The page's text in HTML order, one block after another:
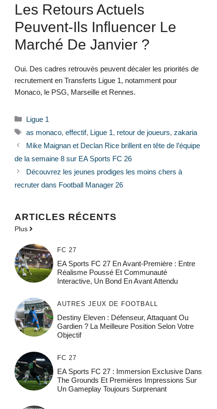
Les Retours Actuels
Peuvent-Ils Influencer Le
Marché De Janvier ?
Oui. Des cadres retrouvés peuvent décaler les priorités de
recrutement en Transferts Ligue 1, notamment pour
Monaco, le PSG, Marseille et Rennes.
Catégories
Ligue 1
Étiquettes
as monaco, effectif, Ligue 1, retour de joueurs, zakaria
Mike Maignan et Declan Rice brillent en tête de l’équipe
de la semaine 8 sur EA Sports FC 26
Découvrez les jeunes prodiges les moins chers à
recruter dans Football Manager 26
ARTICLES RÉCENTS
Plus
FC 27
EA Sports FC 27 En Avant-Première : Entre
Réalisme Poussé Et Communauté
Interactive, Un Bond En Avant Attendu
AUTRES JEUX DE FOOTBALL
Destiny Eleven : Défenseur, Attaquant Ou
Gardien ? La Meilleure Position Selon Votre
Objectif
FC 27
EA Sports FC 27 : Immersion Exclusive Dans
The Grounds Et Premières Impressions Sur
Un Gameplay Toujours Surprenant